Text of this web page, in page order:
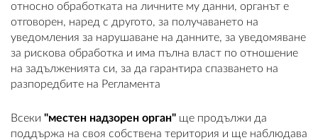
относно обработката на личните му данни, органът е
отговорен, наред с другото, за получаването на
уведомления за нарушаване на данните, за уведомяване
за рискова обработка и има пълна власт по отношение
на задълженията си, за да гарантира спазването на
разпоредбите на Регламента
Всеки "местен надзорен орган" ще продължи да
поддържа на своя собствена територия и ще наблюдава